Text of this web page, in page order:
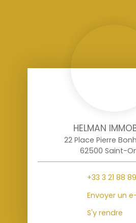
HELMAN
22 Place Pierre
62500 Saint-
+33 3 21 88
Envoyer un
S'y rendre